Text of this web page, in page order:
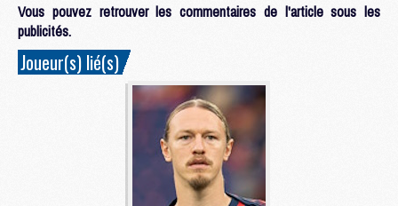
Vous pouvez retrouver les commentaires de l'article sous les
publicités.
Joueur(s) lié(s)